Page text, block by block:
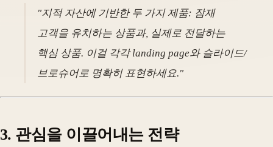
"지적 자산에 기반한 두 가지 제품: 잠재
고객을 유치하는 상품과, 실제로 전달하는
핵심 상품. 이걸 각각 landing page와 슬라이드/
브로슈어로 명확히 표현하세요."
3. 관심을 이끌어내는 전략